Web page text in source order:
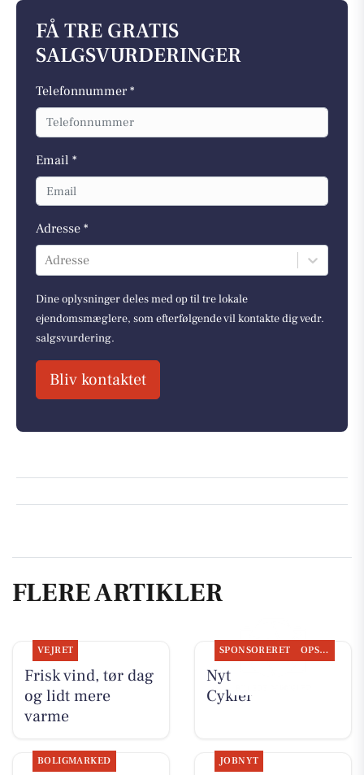
FÅ TRE GRATIS
SALGSVURDERINGER
Telefonnummer *
Email *
Adresse *
Adresse
Dine oplysninger deles med op til tre lokale
ejendomsmæglere, som efterfølgende vil kontakte dig vedr.
salgsvurdering.
Bliv kontaktet
FLERE ARTIKLER
VEJRET
Frisk vind, tør dag
og lidt mere
varme
SPONSORERET OPSLAGSTAVLEN
Nyt fra Per P.
Cykler
BOLIGMARKED JOBNYT